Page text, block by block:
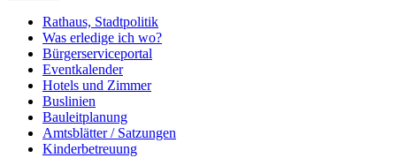
Rathaus, Stadtpolitik
Was erledige ich wo?
Bürgerserviceportal
Eventkalender
Hotels und Zimmer
Buslinien
Bauleitplanung
Amtsblätter / Satzungen
Kinderbetreuung